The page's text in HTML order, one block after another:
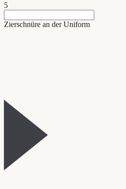
5
Zierschnüre an der Uniform